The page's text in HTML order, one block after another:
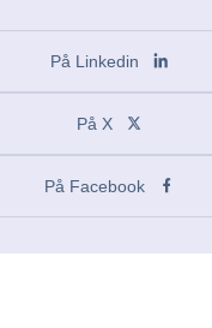
På Linkedin
På X
På Facebook